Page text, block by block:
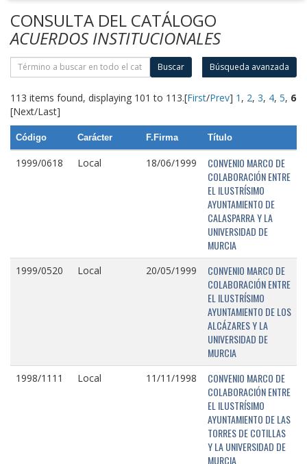
CONSULTA DEL CATÁLOGO
ACUERDOS INSTITUCIONALES
Buscar Búsqueda avanzada
113 items found, displaying 101 to 113.[First/Prev] 1 , 2, 3, 4, 5, 6
[Next/Last]
Código Carácter F.Firma Título
1999/0618 Local 18/06/1999
CONVENIO MARCO DE
COLABORACIÓN ENTRE
EL ILUSTRÍSIMO
AYUNTAMIENTO DE
CALASPARRA Y LA
UNIVERSIDAD DE
MURCIA
1999/0520 Local 20/05/1999
CONVENIO MARCO DE
COLABORACIÓN ENTRE
EL ILUSTRÍSIMO
AYUNTAMIENTO DE LOS
ALCÁZARES Y LA
UNIVERSIDAD DE
MURCIA
1998/1111 Local 11/11/1998
CONVENIO MARCO DE
COLABORACIÓN ENTRE
EL ILUSTRÍSIMO
AYUNTAMIENTO DE LAS
TORRES DE COTILLAS
Y LA UNIVERSIDAD DE
MURCIA